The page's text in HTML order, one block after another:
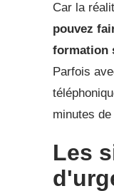
Car la
pouvez
formation
Parfois
minutes
Les